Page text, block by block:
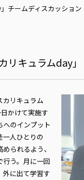
チームディスカッション
リキュラムday」
カリキュラム
かけて実施す
へのインプット
一人ひとりの
られるよう、
行う。月に一回
外に出て学習す